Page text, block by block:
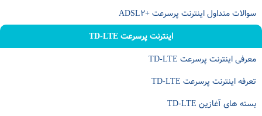
سوالات متداول اینترنت پرسرعت +ADSL۲
اینترنت پرسرعت TD-LTE
معرفی اینترنت پرسرعت TD-LTE
تعرفه اینترنت پرسرعت TD-LTE
بسته های آغازین TD-LTE